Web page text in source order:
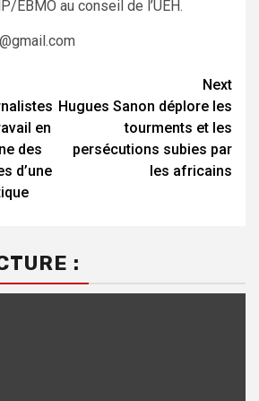
EBMO au conseil de l’UEH.
en
des
d’une
Next
Hugues Sanon déplore les
tourments et les
persécutions subies par
les africains
: